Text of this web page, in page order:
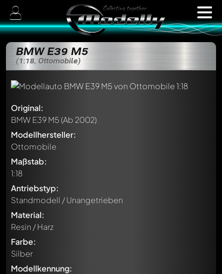
BMW E39 M5
(1:18, Ottomobile)
Original:
BMW E39 M5(Ab 2002)
Modellhersteller:
Ottomobile
Maßstab:
1:18
Antriebstyp:
Standmodell / Unangetrieben
Material:
Resin / Harz
Farbe:
Silber
Modellkennung: